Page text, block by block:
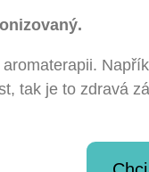
tak je to zdravá